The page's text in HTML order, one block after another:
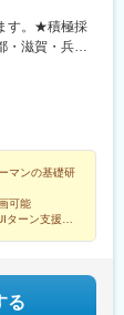
す。★積極採
・滋賀・兵
て決定しま
まで会社補
ください！詳
】中外製薬
業株式会社
ロファーマ株
ンケミカル宇
会社高田製薬
マンの基礎研
可能
ーン支援充
る